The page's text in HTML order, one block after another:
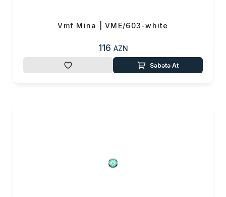
Vmf Mina | VME/603-white
116 AZN
Səbətə At